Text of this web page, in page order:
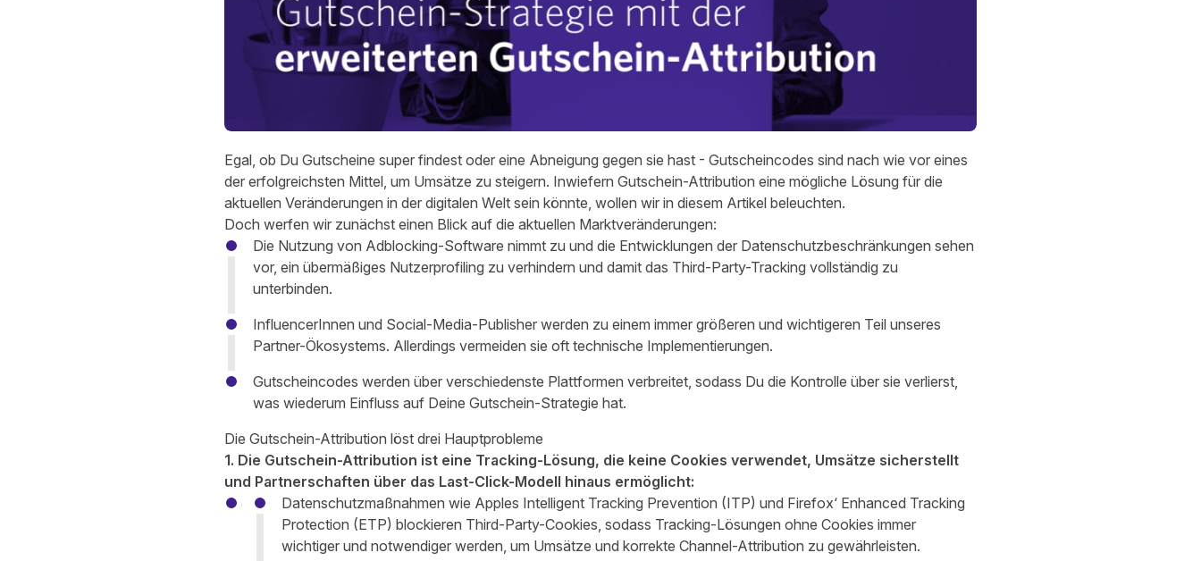
Egal, ob Du Gutscheine super findest oder eine Abneigung gegen sie hast - Gutscheincodes sind nach wie vor eines
der erfolgreichsten Mittel, um Umsätze zu steigern. Inwiefern Gutschein-Attribution eine mögliche Lösung für die
aktuellen Veränderungen in der digitalen Welt sein könnte, wollen wir in diesem Artikel beleuchten.
Doch werfen wir zunächst einen Blick auf die aktuellen Marktveränderungen:
Die Nutzung von Adblocking-Software nimmt zu und die Entwicklungen der Datenschutzbeschränkungen sehen
vor, ein übermäßiges Nutzerprofiling zu verhindern und damit das Third-Party-Tracking vollständig zu
unterbinden.
InfluencerInnen und Social-Media-Publisher werden zu einem immer größeren und wichtigeren Teil unseres
Partner-Ökosystems. Allerdings vermeiden sie oft technische Implementierungen.
Gutscheincodes werden über verschiedenste Plattformen verbreitet, sodass Du die Kontrolle über sie verlierst,
was wiederum Einfluss auf Deine Gutschein-Strategie hat.
Die Gutschein-Attribution löst drei Hauptprobleme
1. Die Gutschein-Attribution ist eine Tracking-Lösung, die keine Cookies verwendet, Umsätze sicherstellt
und Partnerschaften über das Last-Click-Modell hinaus ermöglicht:
Datenschutzmaßnahmen wie Apples Intelligent Tracking Prevention (ITP) und Firefox‘ Enhanced Tracking
Protection (ETP) blockieren Third-Party-Cookies, sodass Tracking-Lösungen ohne Cookies immer
wichtiger und notwendiger werden, um Umsätze und korrekte Channel-Attribution zu gewährleisten.